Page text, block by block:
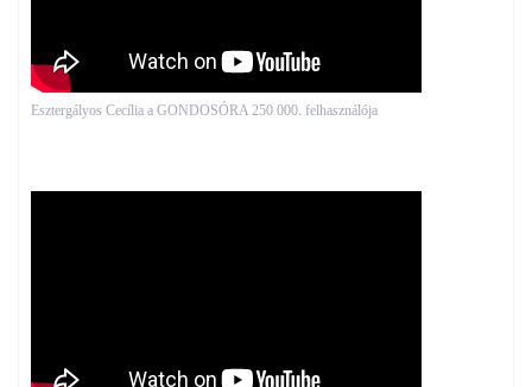
Esztergályos Cecília a GONDOSÓRA 250 000. felhasználója